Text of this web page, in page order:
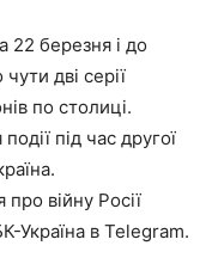
березня і до
дві серії
по столиці.
під час другої
війну Росії
Україна в Telegram.